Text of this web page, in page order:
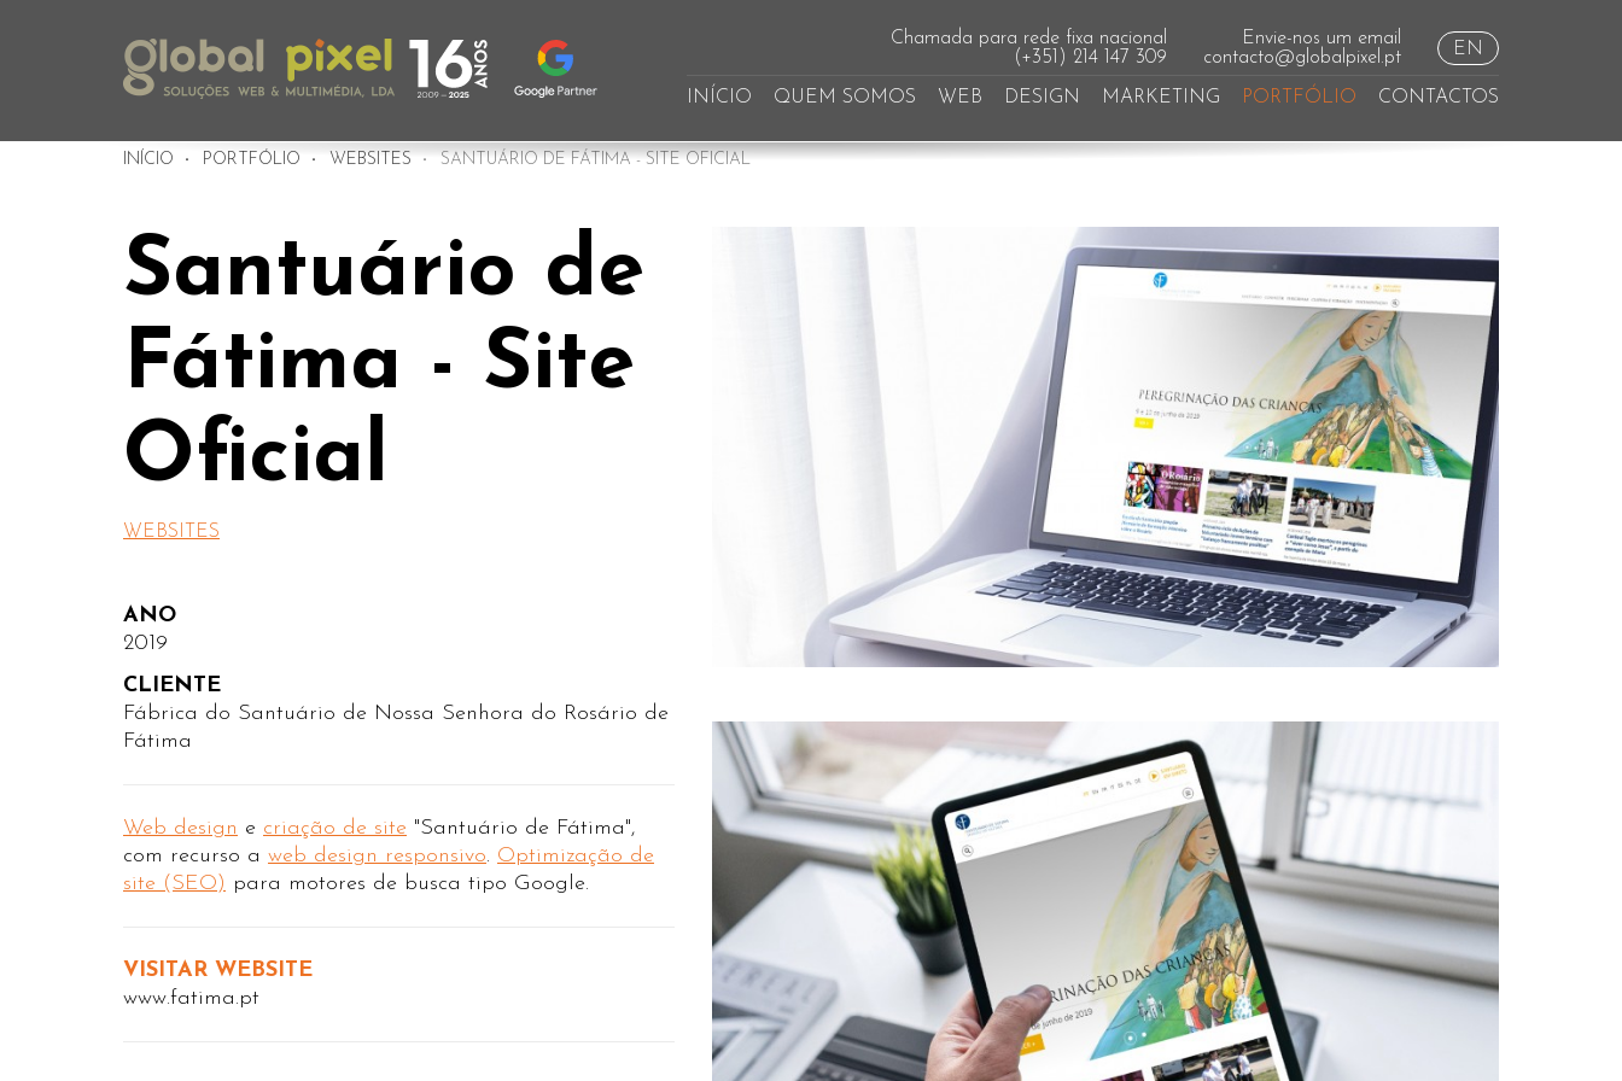
Chamada para rede fixa nacional
(+351) 214 147 309
Envie-nos um email
contacto@globalpixel.pt
EN
INÍCIO QUEM SOMOS WEB DESIGN MARKETING PORTFÓLIO CONTACTOS
INÍCIO PORTFÓLIO WEBSITES SANTUÁRIO DE FÁTIMA - SITE OFICIAL
Santuário de
Fátima - Site
Oficial
WEBSITES
ANO
2019
CLIENTE
Fábrica do Santuário de Nossa Senhora do Rosário de
Fátima
Web design e criação de site "Santuário de Fátima",
com recurso a web design responsivo. Optimização de
site (SEO) para motores de busca tipo Google.
VISITAR WEBSITE
www.fatima.pt